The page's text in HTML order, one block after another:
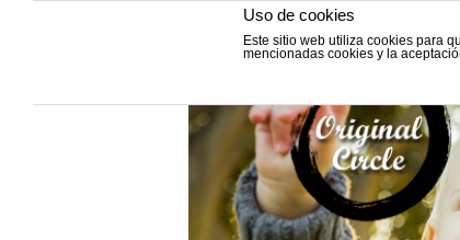
Uso de cookies
Este sitio web utiliza cookies para
mencionadas cookies y la
Fabricación de vestiduras